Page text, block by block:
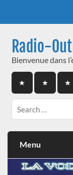
Radio-
Bienvenue dans
Menu